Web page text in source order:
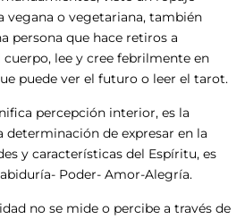
vegana o vegetariana, también
persona que hace retiros a
cuerpo, lee y cree febrilmente en
puede ver el futuro o leer el tarot.
percepción interior, es la
determinación de expresar en la
y características del Espíritu, es
Poder- Amor-Alegría.
no se mide o percibe a través de